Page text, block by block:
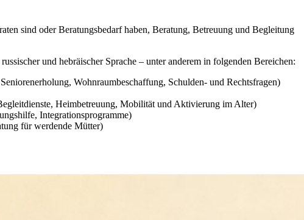
sind oder Beratungsbedarf haben, Beratung, Betreuung und Begleitung
und hebräischer Sprache – unter anderem in folgenden Bereichen:
Wohnraumbeschaffung, Schulden- und Rechtsfragen)
Heimbetreuung, Mobilität und Aktivierung im Alter)
Integrationsprogramme)
für werdende Mütter)